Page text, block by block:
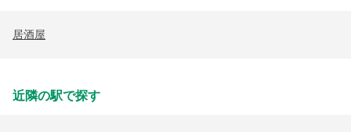
居酒屋
近隣の駅で探す